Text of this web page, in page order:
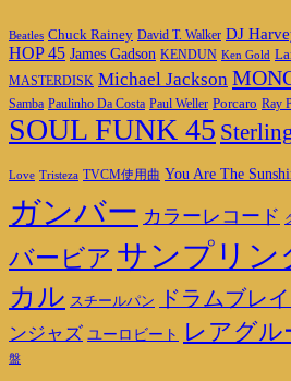
Beatles Chuck Rainey David T. Walker DJ
HOP 45 James Gadson KENDUN Ken Gold
MASTERDISK Michael Jackson
Samba Paulinho Da Costa Paul Weller Porcaro Ray
SOUL FUNK 45
Love Tristeza TVCM使用曲 You Are The
ガンバー カラーレコード
バービア サンプリン
カル スチールパン ドラムブレ
ンジャズ ユーロビート レアグル
盤